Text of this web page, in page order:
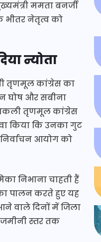
ममता बनर्जी
भीतर नेतृत्व को
न्योता
तृणमूल कांग्रेस का
घोष और सबीना
नकली तृणमूल कांग्रेस
किया कि उनका गुट
आयोग को
निभाना चाहती हैं
का पालन करते हुए यह
वाले दिनों में जिला
स्तर तक